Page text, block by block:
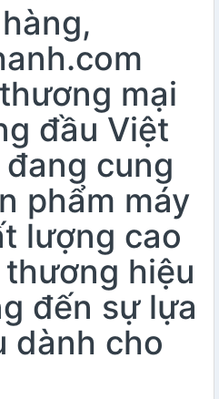
mại
đầu Việt
cung
phẩm máy
lượng cao
hiệu
đến sự lựa
dành cho